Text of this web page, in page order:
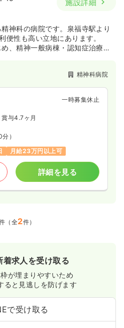
施設詳細
神科の病院です。泉福寺駅より
便性も高い立地にあります。
、精神一般病棟・認知症治療病
養院を開設して以来、半世紀以
た地域密着型の病院です。
精神科病院
一時募集休止
賞与4.7ヶ月
）
月給23万円以上可
詳細を見る
（全2件）
着求人を受け取る
が埋まりやすいため
ると見逃しを防げます
で受け取る